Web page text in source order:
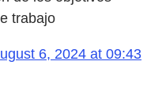
trabajo
6, 2024 at 09:43